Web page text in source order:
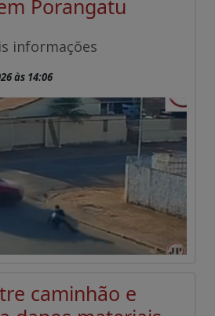
Porangatu
informações
às 14:06
caminhão e